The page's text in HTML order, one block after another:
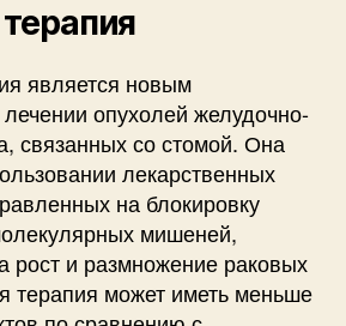
является новым
опухолей желудочно-
связанных со стомой. Она
лекарственных
на блокировку
мишеней,
рост и размножение раковых
терапия может иметь меньше